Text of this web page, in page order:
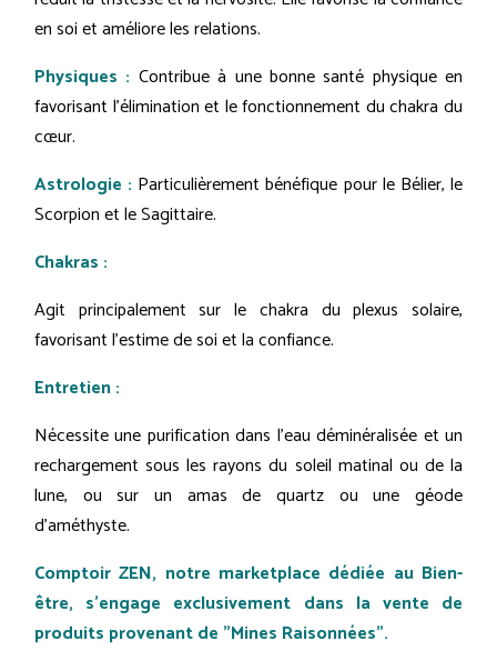
en soi et améliore les relations.
Physiques : Contribue à une bonne santé physique en
favorisant l'élimination et le fonctionnement du chakra du
cœur.
Astrologie : Particulièrement bénéfique pour le Bélier, le
Scorpion et le Sagittaire.
Chakras :
Agit principalement sur le chakra du plexus solaire,
favorisant l'estime de soi et la confiance.
Entretien :
Nécessite une purification dans l'eau déminéralisée et un
rechargement sous les rayons du soleil matinal ou de la
lune, ou sur un amas de quartz ou une géode
d’améthyste.
Comptoir ZEN, notre marketplace dédiée au Bien-
être, s'engage exclusivement dans la vente de
produits provenant de "Mines Raisonnées".